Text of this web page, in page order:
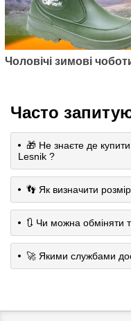
Чоловічі зимові
Часто
🎁 Не знаєте де
Lesnik ?
👣 Як визначити
🔃 Чи можна обміняти
🚀 Якими службами